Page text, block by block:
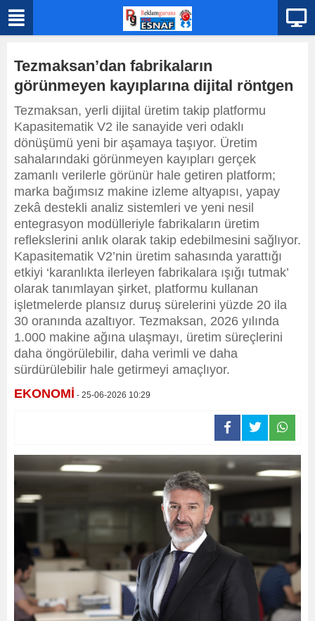
Tezmaksan’dan fabrikaların
görünmeyen kayıplarına dijital röntgen
Tezmaksan, yerli dijital üretim takip platformu
Kapasitematik V2 ile sanayide veri odaklı
dönüşümü yeni bir aşamaya taşıyor. Üretim
sahalarındaki görünmeyen kayıpları gerçek
zamanlı verilerle görünür hale getiren platform;
marka bağımsız makine izleme altyapısı, yapay
zekâ destekli analiz sistemleri ve yeni nesil
entegrasyon modülleriyle fabrikaların üretim
reflekslerini anlık olarak takip edebilmesini sağlıyor.
Kapasitematik V2’nin üretim sahasında yarattığı
etkiyi ‘karanlıkta ilerleyen fabrikalara ışığı tutmak’
olarak tanımlayan şirket, platformu kullanan
işletmelerde plansız duruş sürelerini yüzde 20 ila
30 oranında azaltıyor. Tezmaksan, 2026 yılında
1.000 makine ağına ulaşmayı, üretim süreçlerini
daha öngörülebilir, daha verimli ve daha
sürdürülebilir hale getirmeyi amaçlıyor.
EKONOMİ - 25-06-2026 10:29